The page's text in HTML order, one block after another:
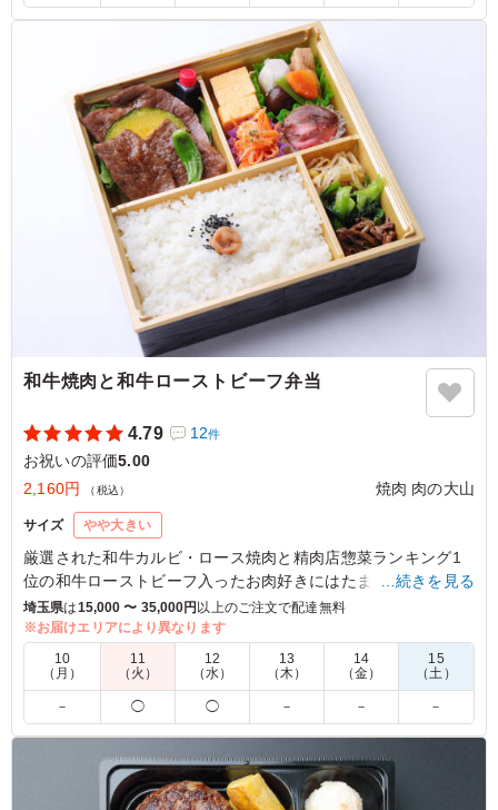
いろいろな種類があり選ぶ楽しみがありました！美味しか
ったです！強いて言うなら、子供が好きそうなものが少な
かったのかな？という感じを受けました。チリソース？の
ような味付けのものがシンプルなソースとかなら子供も食
べられたかな？と思いました。
ご利用シーン：お祝い›誕生日
東京都大田区南馬込2026/02/02
和牛焼肉と和牛ローストビーフ弁当
4.79 12件
お祝いの評価5.00
2,160円
（税込） 焼肉 肉の大山
サイズ やや大きい
厳選された和牛カルビ・ロース焼肉と精肉店惣菜ランキング1
位の和牛ローストビーフ入ったお肉好きにはたまらないお弁
当。
副菜もたっぷりの彩り豊かなお弁当です。
5.0
今回２回目のリピートです。お肉はもちろんやわらかくて
美味しかったのですが、副菜にも感激です。前回も副菜が
充実していると思いましたが、今回もまた違った内容でと
ても美味しかったです。
…続きを見る
埼玉県は15,000 〜 35,000円以上のご注文で配達無料
※お届けエリアにより異なります
10
（月）
11
（火）
12
（水）
13
（木）
14
（金）
15
（土）
－ ◯ ◯ － － －